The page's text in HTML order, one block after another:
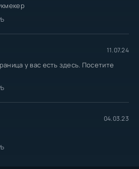
11.07.24
у вас есть здесь. Посетите
04.03.23